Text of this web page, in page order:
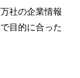
社の企業情報
目的に合った